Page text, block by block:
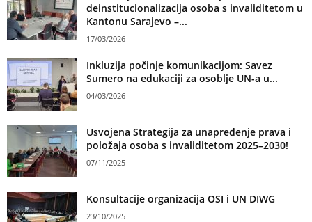
deinstitucionalizacija osoba s invaliditetom u
Kantonu Sarajevo –...
17/03/2026
Inkluzija počinje komunikacijom: Savez
Sumero na edukaciji za osoblje UN-a u...
04/03/2026
Usvojena Strategija za unapređenje prava i
položaja osoba s invaliditetom 2025–2030!
07/11/2025
Konsultacije organizacija OSI i UN DIWG
23/10/2025